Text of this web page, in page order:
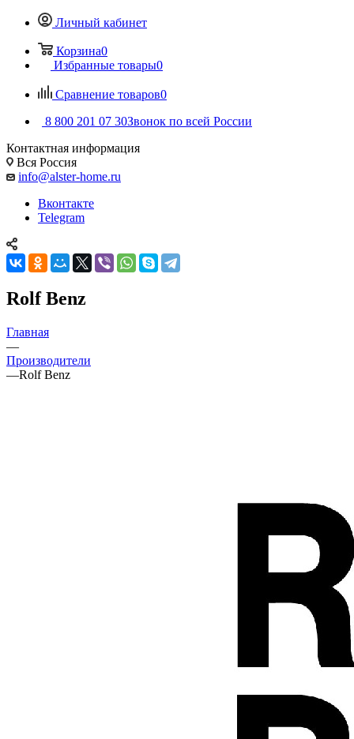
Личный кабинет
Корзина0
Избранные товары0
Сравнение товаров0
8 800 201 07 30Звонок по всей России
Контактная информация
Вся Россия
info@alster-home.ru
Вконтакте
Telegram
Rolf Benz
Главная
—
Производители
—Rolf Benz